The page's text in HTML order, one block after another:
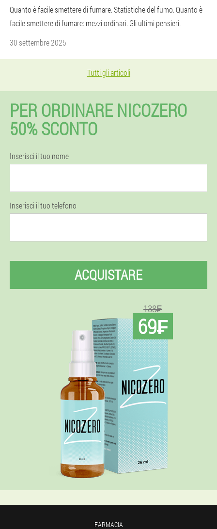
Quanto è facile smettere di fumare. Statistiche del fumo. Quanto è
facile smettere di fumare: mezzi ordinari. Gli ultimi pensieri.
30 settembre 2025
Tutti gli articoli
PER ORDINARE NICOZERO
50% SCONTO
Inserisci il tuo nome
Inserisci il tuo telefono
ACQUISTARE
138₣
69₣
FARMACIA